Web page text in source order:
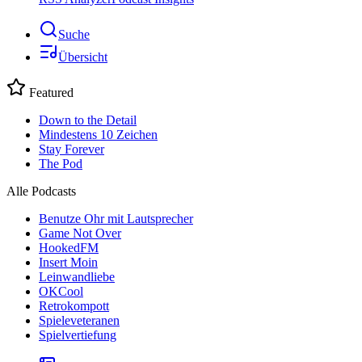
Suche
Übersicht
Featured
Down to the Detail
Mindestens 10 Zeichen
Stay Forever
The Pod
Alle Podcasts
Benutze Ohr mit Lautsprecher
Game Not Over
HookedFM
Insert Moin
Leinwandliebe
OKCool
Retrokompott
Spieleveteranen
Spielvertiefung